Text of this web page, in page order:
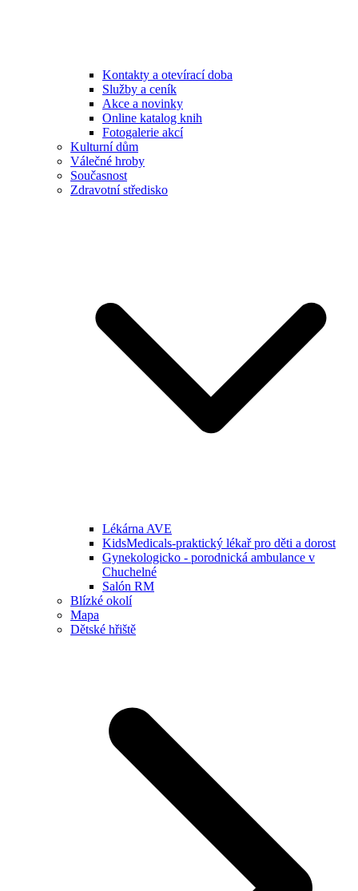
Kontakty a otevírací doba
Služby a ceník
Akce a novinky
Online katalog knih
Fotogalerie akcí
Kulturní dům
Válečné hroby
Současnost
Zdravotní středisko
Lékárna AVE
KidsMedicals-praktický lékař pro děti a dorost
Gynekologicko - porodnická ambulance v
Chuchelné
Salón RM
Blízké okolí
Mapa
Dětské hřiště